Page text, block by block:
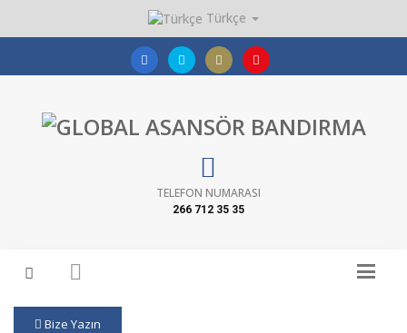
Türkçe
TELEFON NUMARASI
266 712 35 35
Bize Yazın